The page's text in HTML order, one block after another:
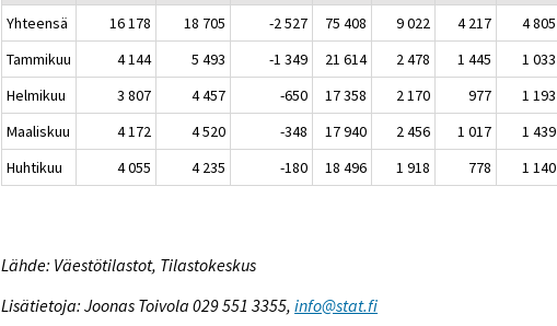
Yhteensä 16 178 18 705 -2 527 75 408 9 022 4 217 4 805
Tammikuu
4 144 5 493 -1 349 21 614 2 478 1 445 1 033
Helmikuu
3 807 4 457 -650 17 358 2 170 977 1 193
Maaliskuu
4 172 4 520 -348 17 940 2 456 1 017 1 439
Huhtikuu
4 055 4 235 -180 18 496 1 918 778 1 140
Lähde: Väestötilastot, Tilastokeskus
Lisätietoja: Joonas Toivola 029 551 3355,info@stat.fi